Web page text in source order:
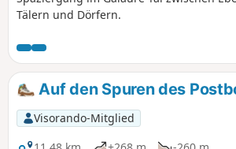
Tälern und Dörfern.
Auf den Spuren des
Visorando-Mitglied